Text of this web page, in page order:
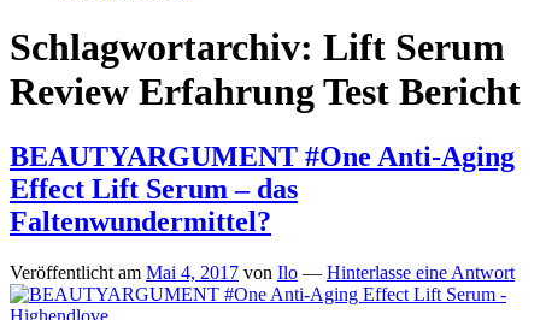
Schlagwortarchiv: Lift Serum
Review Erfahrung Test Bericht
BEAUTYARGUMENT #One Anti-Aging
Effect Lift Serum – das
Faltenwundermittel?
Veröffentlicht am Mai 4, 2017 von Ilo — Hinterlasse eine Antwort